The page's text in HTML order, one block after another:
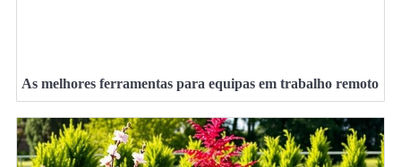
As melhores ferramentas para equipas em trabalho remoto